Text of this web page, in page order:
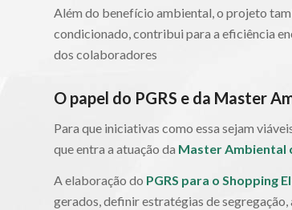
Além do benefício ambiental, o projeto
condicionado, contribui para a eficiência
dos colaboradores
O papel do PGRS e da Master
Para que iniciativas como essa sejam
que entra a atuação da Master Ambiental
A elaboração do PGRS para o Shopping
gerados, definir estratégias de